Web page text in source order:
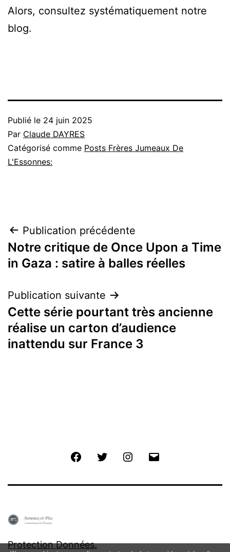
Alors, consultez systématiquement notre
blog.
Publié le 24 juin 2025
Par Claude DAYRES
Catégorisé comme Posts Frères Jumeaux De
L'Essonnes:
Navigation
de
Publication précédente
Notre critique de Once Upon a Time
in Gaza : satire à balles réelles
Publication suivante
Cette série pourtant très ancienne
réalise un carton d’audience
inattendu sur France 3
FacebookTwitter Instagram
Protection Données.